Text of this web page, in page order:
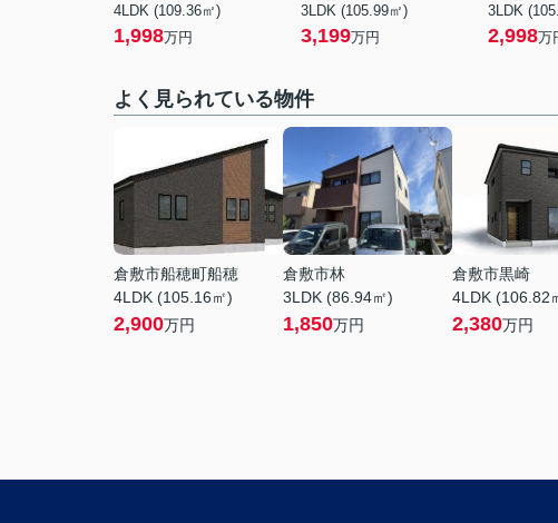
4LDK (109.36㎡)
1,998万円
3LDK (105.99㎡)
3,199万円
3LDK
2,998万
よく見られている物件
倉敷市船穂町船穂
4LDK (105.16㎡)
2,900万円
倉敷市林
3LDK (86.94㎡)
1,850万円
倉敷市黒崎
4LDK (106.82
2,380万円